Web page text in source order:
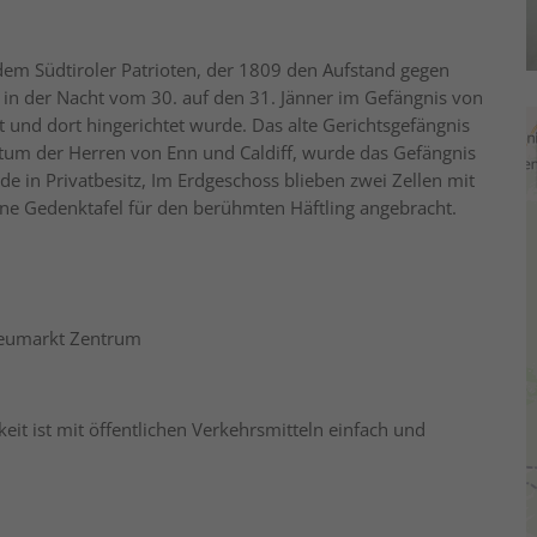
Südtiroler Patrioten, der 1809 den Aufstand gegen
der Nacht vom 30. auf den 31. Jänner im Gefängnis von
dort hingerichtet wurde. Das alte Gerichtsgefängnis
der Herren von Enn und Caldiff, wurde das Gefängnis
in Privatbesitz, Im Erdgeschoss blieben zwei Zellen mit
Gedenktafel für den berühmten Häftling angebracht.
Zentrum
ist mit öffentlichen Verkehrsmitteln einfach und